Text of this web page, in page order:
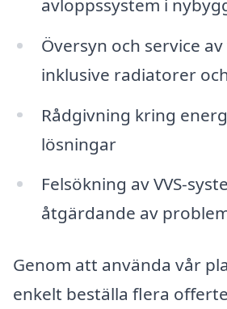
avloppssystem i
Översyn och service
inklusive radiatorer
Rådgivning kring
lösningar
Felsökning av VVS-
åtgärdande av
Genom att använda vår
enkelt beställa flera